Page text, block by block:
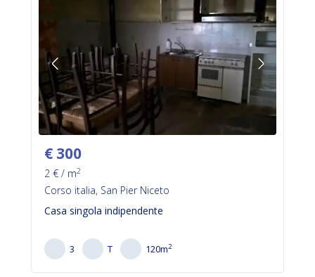
€ 300
2 € / m2
Corso italia, San Pier Niceto
Casa singola indipendente
3 T 120m2